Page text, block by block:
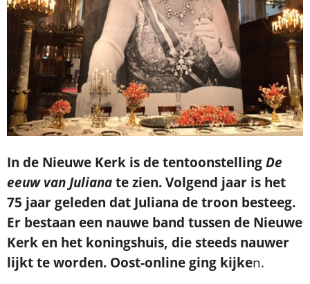
In de Nieuwe Kerk is de tentoonstellingDe
eeuw van Julianate zien. Volgend jaar is het
75 jaar geleden dat Juliana de troon besteeg.
Er bestaan een nauwe band tussen de Nieuwe
Kerk en het koningshuis, die steeds nauwer
lijkt te worden. Oost-online ging kijken.
Je ontvangt een bevestiging in je mailbox.